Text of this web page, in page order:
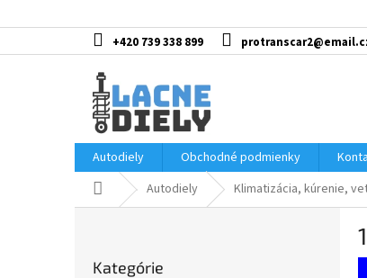
na
+420 739 338 899
Autodiely Obchodné podmienky
DomovAutodiely Klimatizácia, kúrenie,
kategórie
Kategórie